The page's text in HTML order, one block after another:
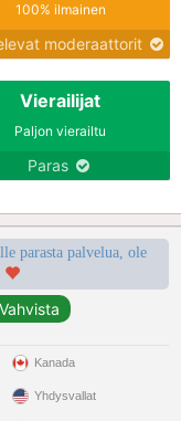
100% ilmainen
moderaattorit
Vierailijat
Paljon vierailtu
Paras
parasta palvelua, ole
Kanada
Yhdysvallat